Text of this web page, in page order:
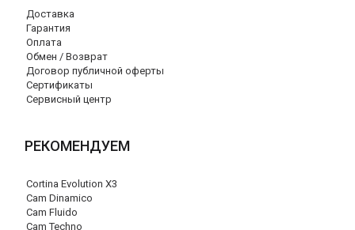
Доставка
Гарантия
Оплата
Обмен / Возврат
Договор публичной оферты
Сертификаты
Сервисный центр
РЕКОМЕНДУЕМ
Cortina Evolution X3
Cam Dinamico
Cam Fluido
Cam Techno